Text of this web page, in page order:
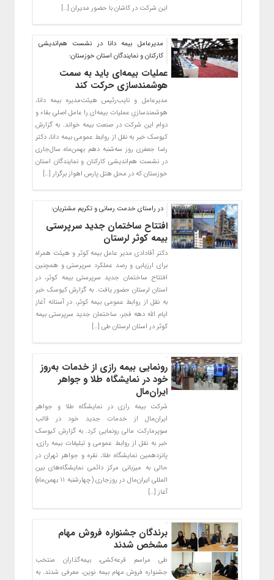
این شرکت در کاشان با حضور مدیران […]
مدیرعامل بیمه دانا در نشست هم‌اندیشی
کارکنان و نمایندگان استان خوزستان:
عملیات بیمه‌ای باید به سمت
هوشمندسازی حرکت کند
مدیرعامل و نایب‌رئیس هیئت‌مدیره بیمه دانا،
هوشمند‌سازیِ عملیات بیمه‌ای را عامل اصلیِ بقاء و
دوام این شرکت در صنعت بیمه خواند. به گزارش
کیوسک خبر به نقل از روابط عمومی بیمه دانا، دکتر
رضا جعفری روز سه‌شنبه دهم بهمن‌ماه سال‌جاری
در نشست هم‌اندیشی کارکنان و نمایندگان استان
خوزستان که در محل هتل پارس اهواز برگزار […]
در راستای خدمت رسانی و تکریم مشتریان:
افتتاح ساختمان جدید سرپرستی
بیمه کوثر لرستان
دکتر آقادادی مدیر عامل بیمه کوثر و هیئت همراه
برای ارزیابی و رصد عملکرد سرپرستی و همچنین
افتتاح ساختمان جدید سرپرستی بیمه کوثر، در
استان لرستان حضور یافت. به گزارش کیوسک خبر
به نقل از روابط عمومی بیمه کوثر، در آستانه آغاز
ایام الله دهه فجر، ساختمان جدید سرپرستی بیمه
کوثر در استان لرستان طی […]
رونمایی بیمه رازی از خدمات به‌روز
خود در نمایشگاه طلا و جواهر
ایران‌مال
شرکت بیمه رازی در نمایشگاه طلا و جواهر
ایران‌مال از خدمات جدید خود در قالب
سوپرمارکت مالی رونمایی کرد. به گزارش کیوسک
خبر به نقل از روابط عمومی و تبلیغات بیمه رازی،
پانزدهمین نمایشگاه طلا، نقره و جواهر تهران در
حالی به میزبانی مرکز دائمی نمایشگاه‌های بین
المللی ایران‌مال در روزجاری (چهارشنبه ۱۱ بهمن‌ماه)
آغاز […]
برندگان جشنواره فروش مهام
مشخص شدند
طی مراسم قرعه‌کشی، بیمه‌گذاران منتخب
جشنواره فروش مهام بیمه نوین، معرفی شدند. به